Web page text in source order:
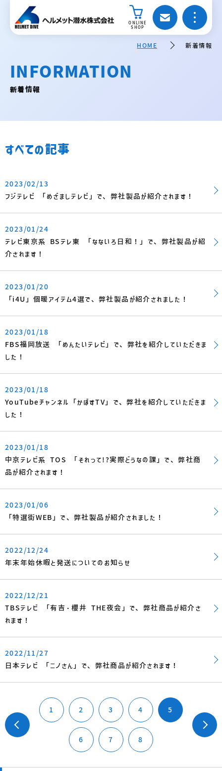
ONLINE
SHOP
INFORMATION
新着情報
HOME 新着情報
すべての記事
2023/02/13
フジテレビ 「めざましテレビ」で、弊社製品が紹介されます！
2023/01/24
テレビ東京系 BSテレ東 「なないろ日和！」で、弊社製品が紹
介されます！
2023/01/20
「i4U」個暖アイテム4選で、弊社製品が紹介されました！
2023/01/18
FBS福岡放送 「めんたいテレビ」で、弊社を紹介していただきま
した！
2023/01/18
YouTubeチャンネル「かぼすTV」で、弊社を紹介していただきま
した！
2023/01/18
中京テレビ系 TOS 「それって!?実際どうなの課」で、弊社商
品が紹介されます！
2023/01/06
「特選街WEB」で、弊社製品が紹介されました！
2022/12/24
年末年始休暇と発送についてのお知らせ
2022/12/21
TBSテレビ 「有吉・櫻井 THE夜会」で、弊社商品が紹介さ
れます！
2022/11/27
日本テレビ 「ニノさん」で、弊社商品が紹介されます！
PREV
1 2 3 4 5
6 7 8